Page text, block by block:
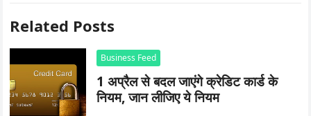
Related Posts
Business Feed
1 अप्रैल से बदल जाएंगे क्रेडिट कार्ड के
नियम, जान लीजिए ये नियम